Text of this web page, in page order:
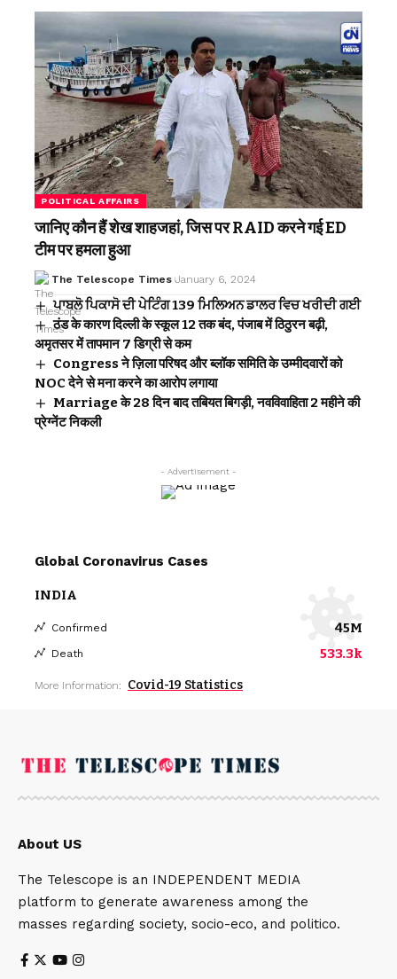
POLITICAL AFFAIRS
जानिए कौन हैं शेख शाहजहां, जिस पर RAID करने गई ED
टीम पर हमला हुआ
The Telescope Times January 6, 2024
ਪਾਬਲੋ ਪਿਕਾਸੋ ਦੀ ਪੇਟਿੰਗ 139 ਮਿਲਿਅਨ ਡਾਲਰ ਵਿਚ ਖਰੀਦੀ ਗਈ
ठंड के कारण दिल्ली के स्कूल 12 तक बंद, पंजाब में ठिठुरन बढ़ी,
अमृतसर में तापमान 7 डिग्री से कम
Congress ने ज़िला परिषद और ब्लॉक समिति के उम्मीदवारों को
NOC देने से मना करने का आरोप लगाया
Marriage के 28 दिन बाद तबियत बिगड़ी, नवविवाहिता 2 महीने की
प्रेग्नेंट निकली
- Advertisement -
Global Coronavirus Cases
INDIA
Confirmed 45M
Death 533.3k
More Information: Covid-19 Statistics
About US
The Telescope is an INDEPENDENT MEDIA
platform to generate awareness among the
masses regarding society, socio-eco, and politico.